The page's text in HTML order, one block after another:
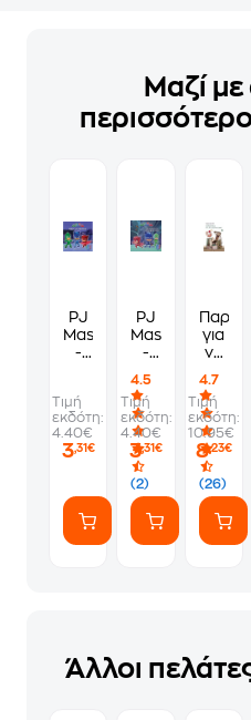
Μαζί με
PJ
Masks
-
δράση
Τιμή
εκδότη:
4.40€
3,31€
PJ
Masks
-
εξαφάνιση
4.5
(2)
Τιμή
εκδότη:
4.40€
3,31€
για
να
κέφι
4.7
(26)
Τιμή
εκδότη:
10.95€
8,23€
Άλλοι